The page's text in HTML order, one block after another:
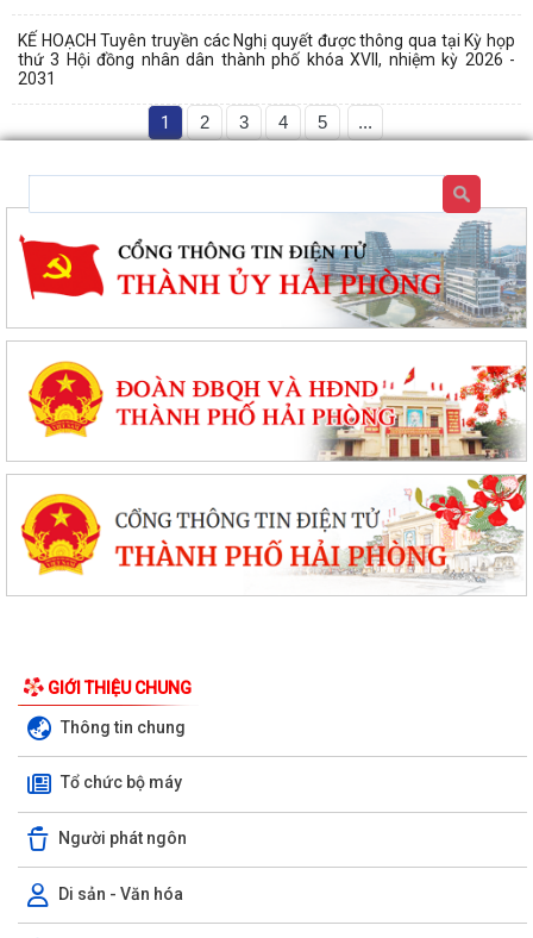
KẾ HOẠCH Tuyên truyền các Nghị quyết được thông qua tại Kỳ họp
thứ 3 Hội đồng nhân dân thành phố khóa XVII, nhiệm kỳ 2026 -
2031
1 2 3 4 5 ...
GIỚI THIỆU CHUNG
Thông tin chung
Tổ chức bộ máy
Người phát ngôn
Di sản - Văn hóa